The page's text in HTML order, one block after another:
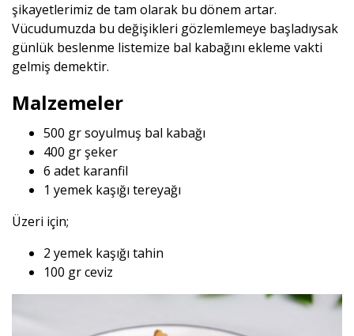
şikayetlerimiz de tam olarak bu dönem artar.
Vücudumuzda bu değişikleri gözlemlemeye başladıysak
günlük beslenme listemize bal kabağını ekleme vakti
gelmiş demektir.
Malzemeler
500 gr soyulmuş bal kabağı
400 gr şeker
6 adet karanfil
1 yemek kaşığı tereyağı
Üzeri için;
2 yemek kaşığı tahin
100 gr ceviz